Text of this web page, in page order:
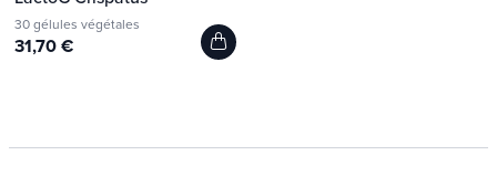
30 gélules végétales
31,70 €